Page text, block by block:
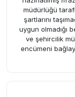
müdürlüğü
şartlarını
uygun olmadığı
ve şehircilik
encümeni